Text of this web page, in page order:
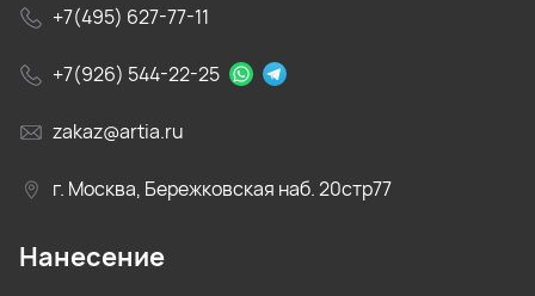
+7(495) 627-77-11
+7(926) 544-22-25
zakaz@artia.ru
г. Москва, Бережковская наб. 20стр77
Нанесение